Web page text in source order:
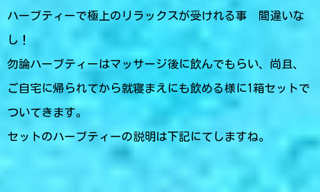
ハーブティーで極上のリラックスが受けれる事 間違いな
し！
勿論ハーブティーはマッサージ後に飲んでもらい、尚且、
ご自宅に帰られてから就寝まえにも飲める様に1箱セットで
ついてきます。
セットのハーブティーの説明は下記にてしますね。